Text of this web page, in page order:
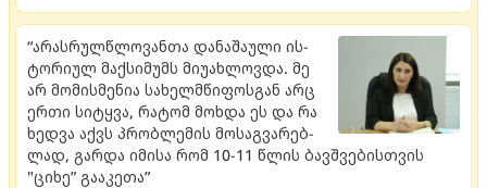
“არას­რულ­წლო­ვან­თა და­ნა­შა­უ­ლი ის­
ტო­რი­ულ მაქ­სი­მუმს მი­უ­ახ­ლოვ­და. მე
არ მო­მის­მე­ნია სა­ხელ­მწი­ფოს­გან არც
ერთი სი­ტყვა, რა­ტომ მოხ­და ეს და რა
ხედ­ვა აქვს პრობ­ლე­მის მო­საგ­ვა­რებ­
ლად, გარ­და იმი­სა რომ 10-11 წლის ბავ­შვე­ბის­თვის
"ციხე” გა­ა­კე­თა”